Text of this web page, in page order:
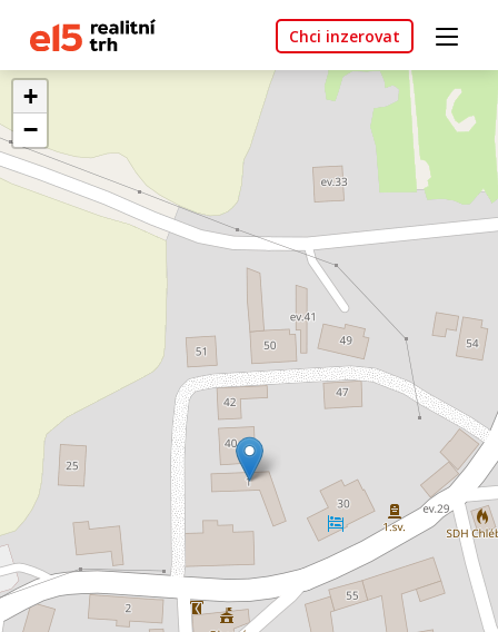
Chci inzerovat
+
−